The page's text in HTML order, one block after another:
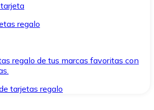
regalo
regalo de tus marcas favoritas con
tarjetas regalo